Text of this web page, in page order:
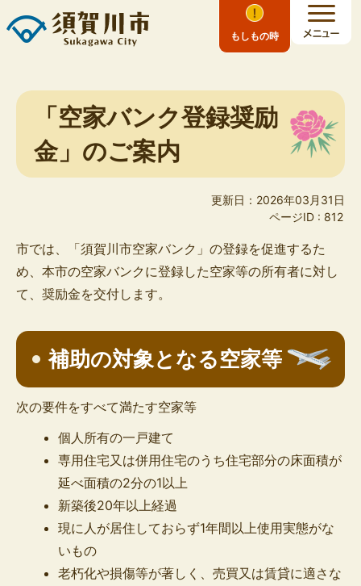
もしもの時
「空家バンク登録奨励
金」のご案内
更新日：2026年03月31日
ページID : 812
市では、「須賀川市空家バンク」の登録を促進するた
め、本市の空家バンクに登録した空家等の所有者に対し
て、奨励金を交付します。
補助の対象となる空家等
次の要件をすべて満たす空家等
個人所有の一戸建て
専用住宅又は併用住宅のうち住宅部分の床面積が
延べ面積の2分の1以上
新築後20年以上経過
現に人が居住しておらず1年間以上使用実態がな
いもの
老朽化や損傷等が著しく、売買又は賃貸に適さな